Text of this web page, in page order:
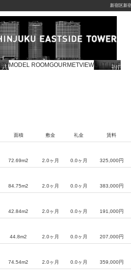
新宿区新
MODEL ROOMGOURMETVIEWOUT LINE
面積 敷金 礼金 賃料
72.69m2 2.0ヶ月 0.0ヶ月 325,000円
84.75m2 2.0ヶ月 0.0ヶ月 383,000円
42.84m2 2.0ヶ月 0.0ヶ月 191,000円
44.8m2 2.0ヶ月 0.0ヶ月 207,000円
74.54m2 2.0ヶ月 0.0ヶ月 359,000円